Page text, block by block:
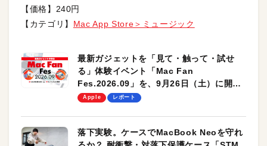
【価格】240円
【カテゴリ】 Mac App Store＞ミュージック
最新ガジェットを「見て・触って・試せ
る」体験イベント「Mac Fan
Fes.2026.09」を、9月26日（土）に開催
します！
Apple レポート
落下実験。ケースでMacBook Neoを守れ